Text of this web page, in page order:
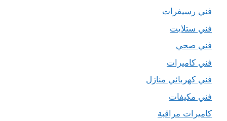
فني رسيفرات
فني ستلايت
فني صحي
فني كاميرات
فني كهربائي منازل
فني مكيفات
كاميرات مراقبة